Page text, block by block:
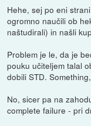
Hehe, sej po eni
ogromno naučili ob
naštudirali) in našli
Problem je le, da je
pouku učiteljem talal
dobili STD.
No, sicer pa na
complete failure - pri